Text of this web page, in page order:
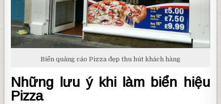
Biển quảng cáo Pizza đẹp thu hút khách hàng
Những lưu ý khi làm biển hiệu
Pizza